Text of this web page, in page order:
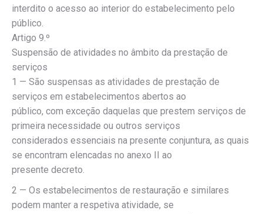
interdito o acesso ao interior do estabelecimento pelo
público.
Artigo 9.º
Suspensão de atividades no âmbito da prestação de
serviços
1 — São suspensas as atividades de prestação de
serviços em estabelecimentos abertos ao
público, com exceção daquelas que prestem serviços de
primeira necessidade ou outros serviços
considerados essenciais na presente conjuntura, as quais
se encontram elencadas no anexo II ao
presente decreto.
2 — Os estabelecimentos de restauração e similares
podem manter a respetiva atividade, se